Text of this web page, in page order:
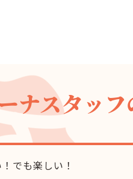
ナスタッ
でも楽しい！